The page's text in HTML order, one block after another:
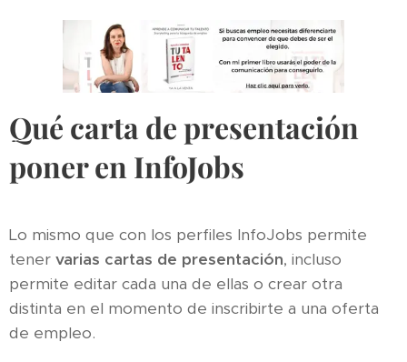
Qué carta de presentación
poner en InfoJobs
Lo mismo que con los perfiles InfoJobs permite
tener varias cartas de presentación, incluso
permite editar cada una de ellas o crear otra
distinta en el momento de inscribirte a una oferta
de empleo.